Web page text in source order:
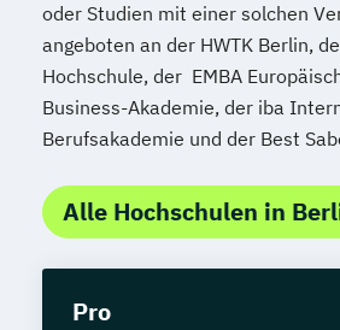
oder Studien mit einer solchen
angeboten an der HWTK Berlin,
Hochschule, der EMBA
Business-Akademie, der iba
Berufsakademie und der Best
Alle Hochschulen in
Pro